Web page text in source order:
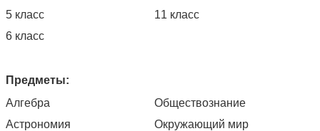
5 класс
6 класс
11 класс
Предметы:
Алгебра
Астрономия
Обществознание
Окружающий мир